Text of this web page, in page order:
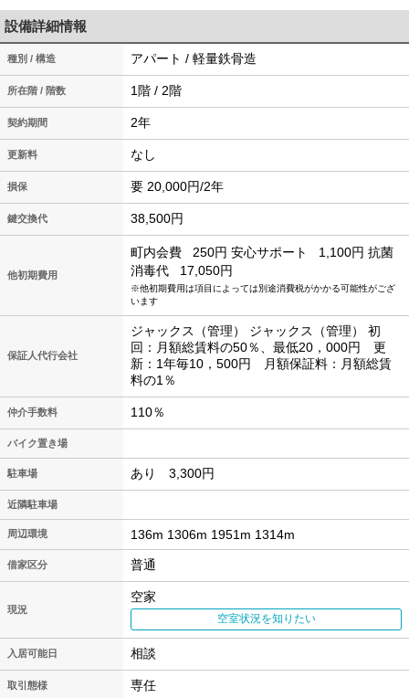
設備詳細情報
種別 / 構造 アパート / 軽量鉄骨造
所在階 / 階数 1階 / 2階
契約期間 2年
更新料 なし
損保 要 20,000円/2年
鍵交換代 38,500円
他初期費用
町内会費 250円 安心サポート 1,100円 抗菌
消毒代
17,050円
※他初期費用は項目によっては別途消費税がかかる可能性がござ
います
保証人代行会社
ジャックス（管理） ジャックス（管理） 初
回：月額総賃料の50％、最低20，000円 更
新：1年毎10，500円 月額保証料：月額総賃
料の1％
仲介手数料 110％
バイク置き場
駐車場 あり 3,300円
近隣駐車場
周辺環境 136m 1306m 1951m 1314m
借家区分 普通
現況
空家
空室状況を知りたい
入居可能日 相談
取引態様 専任